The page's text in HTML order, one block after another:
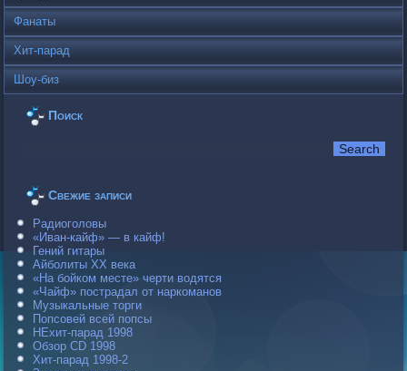
Фанаты
Хит-парад
Шоу-биз
Поиск
Свежие записи
Радиоголовы
«Иван-кайф» — в кайф!
Гений гитары
Айболиты ХХ века
«На бойком месте» черти водятся
«Чайф» пострадал от наркоманов
Музыкальные торги
Попсовей всей попсы
НЕхит-парад 1998
Обзор CD 1998
Хит-парад 1998-2